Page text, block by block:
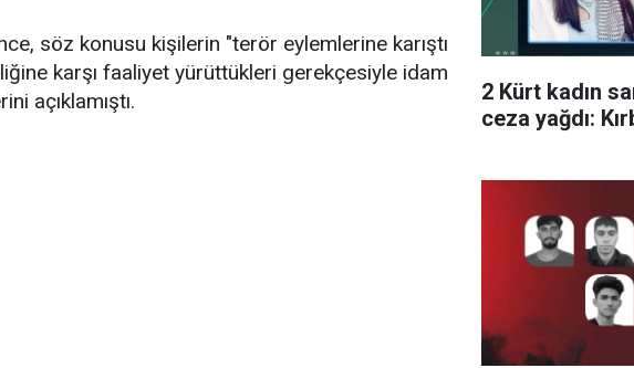
söz konusu kişilerin "terör eylemlerine karıştı
karşı faaliyet yürüttükleri gerekçesiyle idam
açıklamıştı.
2 Kürt kadın
ceza yağdı: